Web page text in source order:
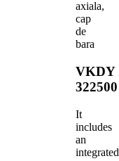
axiala,
cap
de
bara
VKDY
322500
It
includes
an
integrated